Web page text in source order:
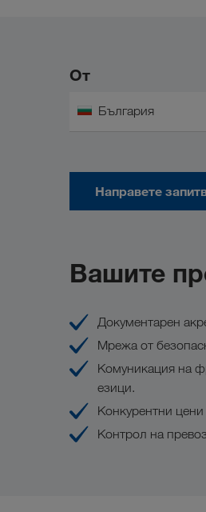
От
България
Направете
Вашите
Документарен
Мрежа от
Комуникация на
езици.
Конкурентни
Контрол на